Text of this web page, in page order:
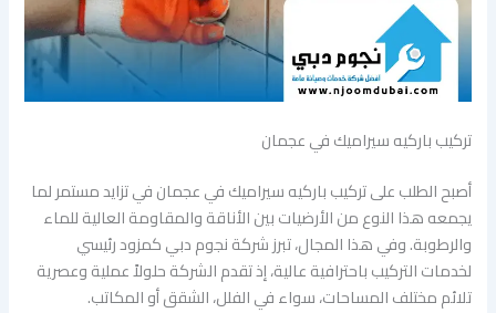
تركيب باركيه سيراميك في عجمان
أصبح الطلب على تركيب باركيه سيراميك في عجمان في تزايد مستمر لما
يجمعه هذا النوع من الأرضيات بين الأناقة والمقاومة العالية للماء
والرطوبة. وفي هذا المجال، تبرز شركة نجوم دبي كمزود رئيسي
لخدمات التركيب باحترافية عالية، إذ تقدم الشركة حلولاً عملية وعصرية
تلائم مختلف المساحات، سواء في الفلل، الشقق أو المكاتب.